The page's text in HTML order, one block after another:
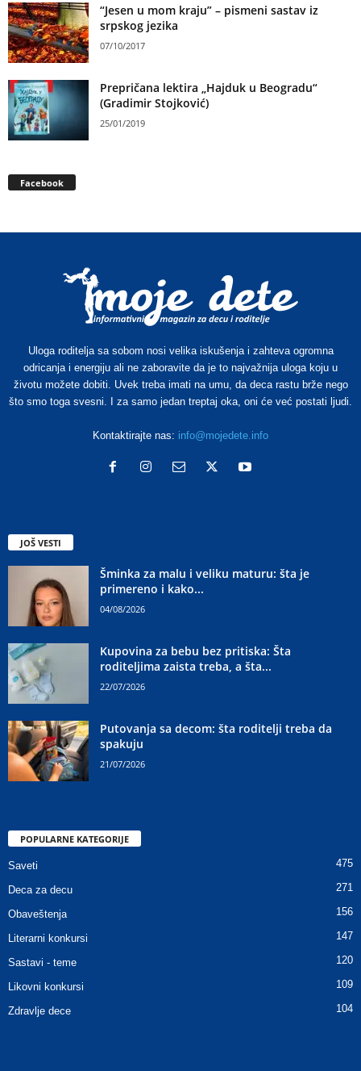
“Jesen u mom kraju” – pismeni sastav iz
srpskog jezika
07/10/2017
Prepričana lektira „Hajduk u Beogradu“
(Gradimir Stojković)
25/01/2019
Facebook
Uloga roditelja sa sobom nosi velika iskušenja i zahteva ogromna
odricanja i energiju ali ne zaboravite da je to najvažnija uloga koju u
životu možete dobiti. Uvek treba imati na umu, da deca rastu brže nego
što smo toga svesni. I za samo jedan treptaj oka, oni će već postati ljudi.
Kontaktirajte nas: info@mojedete.info
JOŠ VESTI
Šminka za malu i veliku maturu: šta je
primereno i kako...
04/08/2026
Kupovina za bebu bez pritiska: Šta
roditeljima zaista treba, a šta...
22/07/2026
Putovanja sa decom: šta roditelji treba da
spakuju
21/07/2026
POPULARNE KATEGORIJE
Saveti 475
Deca za decu 271
Obaveštenja 156
Literarni konkursi 147
Sastavi - teme 120
Likovni konkursi 109
Zdravlje dece 104